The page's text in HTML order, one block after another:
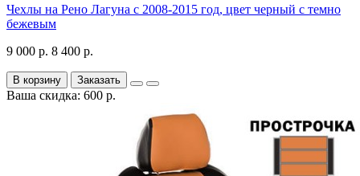
Чехлы на Рено Лагуна с 2008-2015 год, цвет черный с темно
бежевым
9 000 р. 8 400 р.
В корзину Заказать
Ваша скидка: 600 р.